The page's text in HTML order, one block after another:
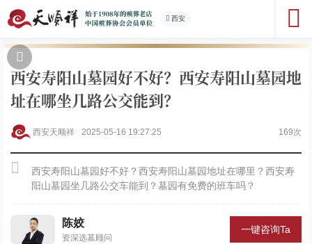
西安
西安寿阳山墓园好不好？西安寿阳山墓园地
址在哪坐几路公交能到？
西安天顺祥 2025-05-16 19:27:25 169次
西安寿阳山墓园好不好？西安寿阳山墓园地址在哪里？西安寿
阳山墓园坐几路公交车能到？墓园有免费的班车吗？
陈姣
资深选墓顾问
一键咨询Ta